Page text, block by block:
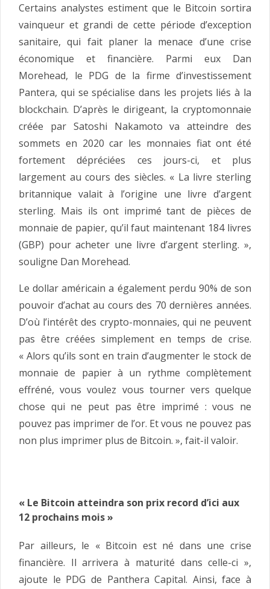
Certains analystes estiment que le Bitcoin sortira
vainqueur et grandi de cette période d’exception
sanitaire, qui fait planer la menace d’une crise
économique et financière. Parmi eux Dan
Morehead, le PDG de la firme d’investissement
Pantera, qui se spécialise dans les projets liés à la
blockchain. D’après le dirigeant, la cryptomonnaie
créée par Satoshi Nakamoto va atteindre des
sommets en 2020 car les monnaies fiat ont été
fortement dépréciées ces jours-ci, et plus
largement au cours des siècles. « La livre sterling
britannique valait à l’origine une livre d’argent
sterling. Mais ils ont imprimé tant de pièces de
monnaie de papier, qu’il faut maintenant 184 livres
(GBP) pour acheter une livre d’argent sterling. »,
souligne Dan Morehead.
Le dollar américain a également perdu 90% de son
pouvoir d’achat au cours des 70 dernières années.
D’où l’intérêt des crypto-monnaies, qui ne peuvent
pas être créées simplement en temps de crise.
« Alors qu’ils sont en train d’augmenter le stock de
monnaie de papier à un rythme complètement
effréné, vous voulez vous tourner vers quelque
chose qui ne peut pas être imprimé : vous ne
pouvez pas imprimer de l’or. Et vous ne pouvez pas
non plus imprimer plus de Bitcoin. », fait-il valoir.
« Le Bitcoin atteindra son prix record d’ici aux
12 prochains mois »
Par ailleurs, le « Bitcoin est né dans une crise
financière. Il arrivera à maturité dans celle-ci »,
ajoute le PDG de Panthera Capital. Ainsi, face à